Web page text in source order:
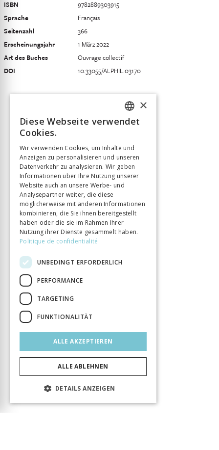
ISBN
9782889303915
Sprache
Français
Seitenzahl
366
Erscheinungsjahr
1 März 2022
Art des Buches
Ouvrage collectif
DOI
10.33055/ALPHIL.03170
FRENCH
ITALIAN
×
Diese Webseite verwendet
Cookies.
Wir verwenden Cookies, um Inhalte und
Anzeigen zu personalisieren und unseren
Datenverkehr zu analysieren. Wir geben
Informationen über Ihre Nutzung unserer
Website auch an unsere Werbe- und
Analysepartner weiter, die diese
möglicherweise mit anderen Informationen
kombinieren, die Sie ihnen bereitgestellt
haben oder die sie im Rahmen Ihrer
Nutzung ihrer Dienste gesammelt haben.
Politique de confidentialité
UNBEDINGT ERFORDERLICH
PERFORMANCE
TARGETING
FUNKTIONALITÄT
ALLE AKZEPTIEREN
ALLE ABLEHNEN
DETAILS ANZEIGEN